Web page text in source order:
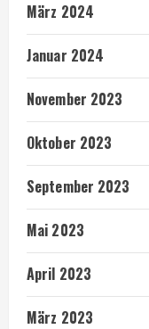
März 2024
Januar 2024
November 2023
Oktober 2023
September 2023
Mai 2023
April 2023
März 2023